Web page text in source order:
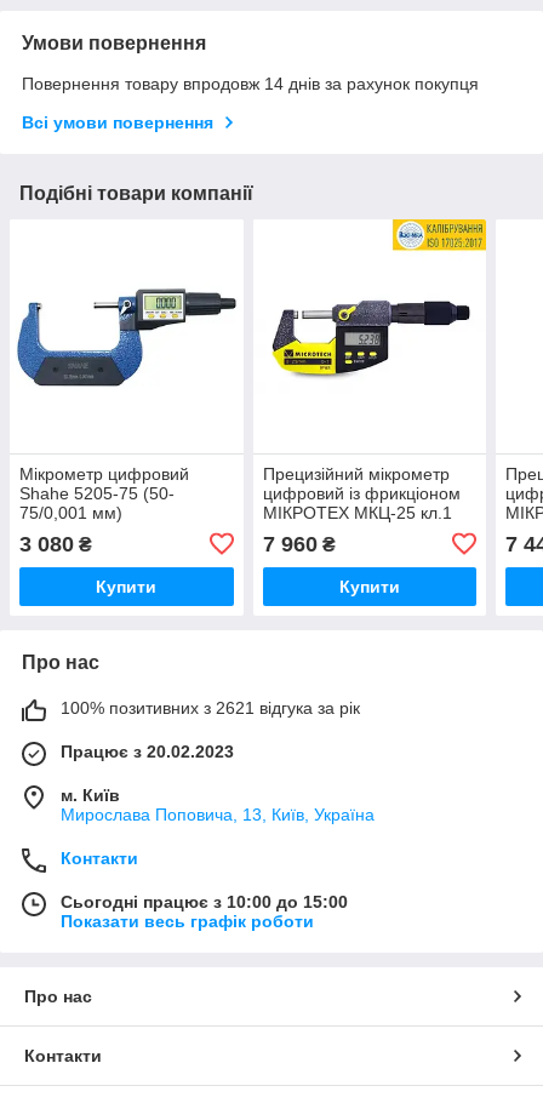
Умови повернення
Повернення товару впродовж 14 днів за рахунок покупця
Всі умови повернення
Подібні товари компанії
Мікрометр цифровий
Shahe 5205-75 (50-
75/0,001 мм)
3 080 ₴
Купити
Прецизійний мікрометр
цифровий із фрикціоном
МІКРОТЕХ МКЦ-25 кл.1
7 960₴
Купити
7
Про нас
100% позитивних з 2621 відгука за рік
Працює з 20.02.2023
м. Київ
Мирослава Поповича, 13, Київ, Україна
Контакти
Сьогодні працює з 10:00 до 15:00
Показати весь графік роботи
Про нас
Контакти